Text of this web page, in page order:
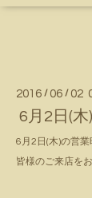
2016 / 06 / 02
6月2日(
6月2日(木)の営
皆様のご来店を